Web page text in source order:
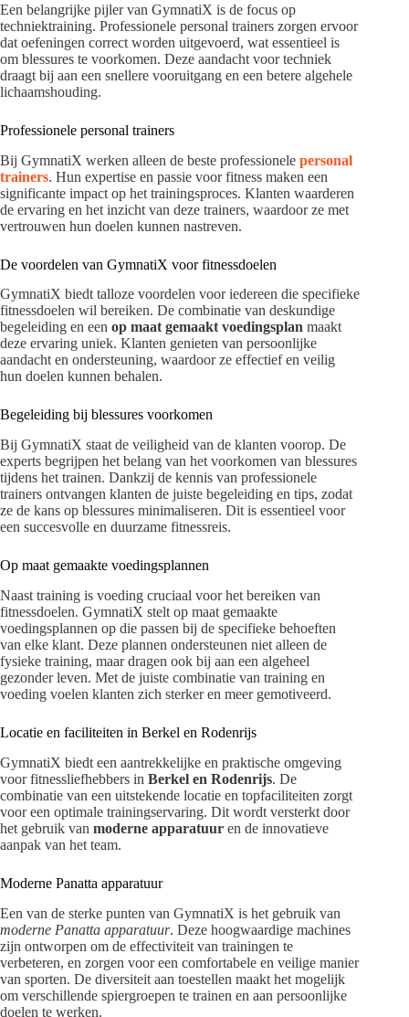
Een belangrijke pijler van GymnatiX is de focus op
techniektraining. Professionele personal trainers zorgen ervoor
dat oefeningen correct worden uitgevoerd, wat essentieel is
om blessures te voorkomen. Deze aandacht voor techniek
draagt bij aan een snellere vooruitgang en een betere algehele
lichaamshouding.
Professionele personal trainers
Bij GymnatiX werken alleen de beste professionele personal
trainers. Hun expertise en passie voor fitness maken een
significante impact op het trainingsproces. Klanten waarderen
de ervaring en het inzicht van deze trainers, waardoor ze met
vertrouwen hun doelen kunnen nastreven.
De voordelen van GymnatiX voor fitnessdoelen
GymnatiX biedt talloze voordelen voor iedereen die specifieke
fitnessdoelen wil bereiken. De combinatie van deskundige
begeleiding en een op maat gemaakt voedingsplan maakt
deze ervaring uniek. Klanten genieten van persoonlijke
aandacht en ondersteuning, waardoor ze effectief en veilig
hun doelen kunnen behalen.
Begeleiding bij blessures voorkomen
Bij GymnatiX staat de veiligheid van de klanten voorop. De
experts begrijpen het belang van het voorkomen van blessures
tijdens het trainen. Dankzij de kennis van professionele
trainers ontvangen klanten de juiste begeleiding en tips, zodat
ze de kans op blessures minimaliseren. Dit is essentieel voor
een succesvolle en duurzame fitnessreis.
Op maat gemaakte voedingsplannen
Naast training is voeding cruciaal voor het bereiken van
fitnessdoelen. GymnatiX stelt op maat gemaakte
voedingsplannen op die passen bij de specifieke behoeften
van elke klant. Deze plannen ondersteunen niet alleen de
fysieke training, maar dragen ook bij aan een algeheel
gezonder leven. Met de juiste combinatie van training en
voeding voelen klanten zich sterker en meer gemotiveerd.
Locatie en faciliteiten in Berkel en Rodenrijs
GymnatiX biedt een aantrekkelijke en praktische omgeving
voor fitnessliefhebbers in Berkel en Rodenrijs. De
combinatie van een uitstekende locatie en topfaciliteiten zorgt
voor een optimale trainingservaring. Dit wordt versterkt door
het gebruik van moderne apparatuur en de innovatieve
aanpak van het team.
Moderne Panatta apparatuur
Een van de sterke punten van GymnatiX is het gebruik van
moderne Panatta apparatuur. Deze hoogwaardige machines
zijn ontworpen om de effectiviteit van trainingen te
verbeteren, en zorgen voor een comfortabele en veilige manier
van sporten. De diversiteit aan toestellen maakt het mogelijk
om verschillende spiergroepen te trainen en aan persoonlijke
doelen te werken.